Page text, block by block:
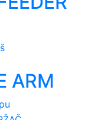
ARM